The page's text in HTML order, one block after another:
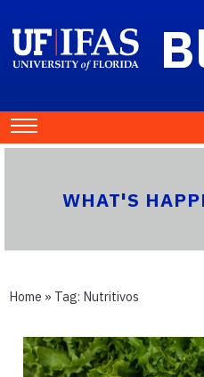
WHAT'S
Home » Tag: Nutritivos